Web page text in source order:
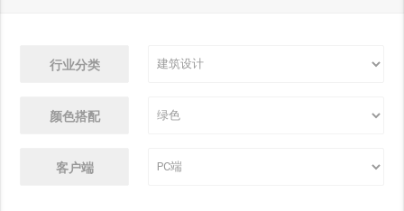
行业分类
颜色搭配
客户端